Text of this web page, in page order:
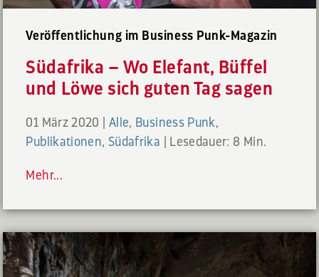
Veröffentlichung im Business Punk-Magazin
Südafrika – Wo Elefant, Büffel
und Löwe sich guten Tag sagen
01 März 2020 Alle, Business Punk,
Publikationen, Südafrika Lesedauer: 8 Min.
Mehr...